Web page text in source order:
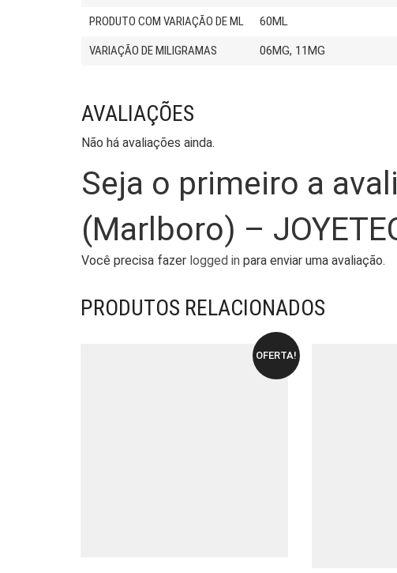
PRODUTO COM VARIAÇÃO DE ML 60ML
VARIAÇÃO DE MILIGRAMAS 06MG, 11MG
AVALIAÇÕES
Não há avaliações ainda.
Seja o primeiro a
(Marlboro) –
Você precisa fazer logged in para enviar uma avaliação.
PRODUTOS RELACIONADOS
OFERTA!